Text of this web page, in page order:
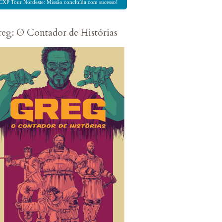
Tour Nordeste: Missão concluída com sucesso!
O Contador de Histórias